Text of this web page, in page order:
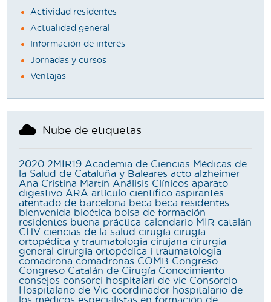
Actividad residentes
Actualidad general
Información de interés
Jornadas y cursos
Ventajas
Nube de etiquetas
2020 2MIR19 Academia de Ciencias Médicas de
la Salud de Cataluña y Baleares acto alzheimer
Ana Cristina Martín Análisis Clínicos aparato
digestivo ARA artículo científico aspirantes
atentado de barcelona beca beca residentes
bienvenida bioética bolsa de formación
residentes buena práctica calendario MIR catalán
CHV ciencias de la salud cirugía cirugía
ortopédica y traumatologia cirujana cirurgia
general
cirurgia ortopédica i traumatologia
comadrona comadronas COMB Congreso
Congreso Catalán de Cirugía Conocimiento
consejos consorci hospitalari de vic Consorcio
Hospitalario de Vic coordinador hospitalario de
los médicos especialistas en formación de